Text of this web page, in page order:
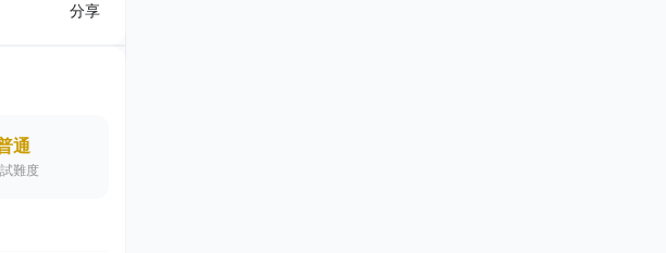
分享
通
難度